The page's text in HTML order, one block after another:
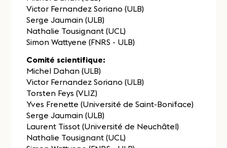
Victor Fernandez Soriano (ULB)
Serge Jaumain (ULB)
Nathalie Tousignant (UCL)
Simon Wattyene (FNRS - ULB)
Comité scientifique:
Michel Dahan (ULB)
Victor Fernandez Soriano (ULB)
Torsten Feys (VLIZ)
Yves Frenette (Université de Saint-Boniface)
Serge Jaumain (ULB)
Laurent Tissot (Université de Neuchâtel)
Nathalie Tousignant (UCL)